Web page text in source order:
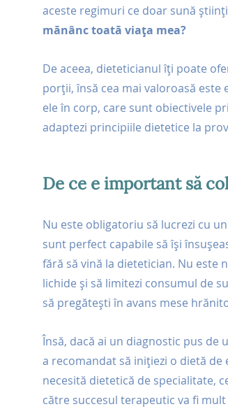
aceste regimuri ce doar sună
mănânc toată viața mea?
De aceea, dieteticianul îți poate
porții, însă cea mai valoroasă
ele în corp, care sunt obiectivele
adaptezi principiile dietetice la
De ce e important să
Nu este obligatoriu să lucrezi cu
sunt perfect capabile să își
fără să vină la dietetician. Nu este
lichide și să limitezi consumul de
să pregătești în avans mese
Însă, dacă ai un diagnostic pus
a recomandat să inițiezi o dietă
necesită dietetică de specialitate,
către succesul terapeutic va fi